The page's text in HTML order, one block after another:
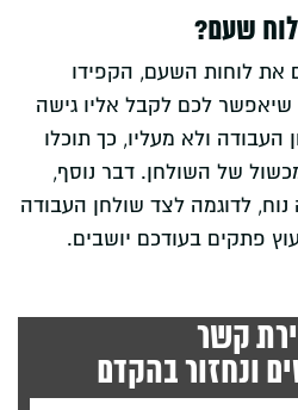
שעם?
את לוחות השעם, הקפידו
שיאפשר לכם לקבל אליו גישה
ולא מעליו, כך תוכלו
של השולחן. דבר נוסף,
נוח, לדוגמה לצד שולחן העבודה
פתקים בעודכם יושבים.
קשר
ונחזור בהקדם